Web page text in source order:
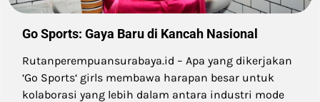
Go Sports: Gaya Baru di Kancah Nasional
Rutanperempuansurabaya.id – Apa yang dikerjakan
‘Go Sports‘ girls membawa harapan besar untuk
kolaborasi yang lebih dalam antara industri mode